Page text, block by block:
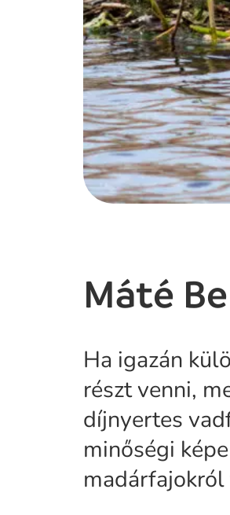
Máté
Ha igazán
részt venni,
díjnyertes
minőségi